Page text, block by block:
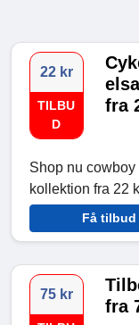
22 kr
TILBU
D
fra
Shop nu cowboy
kollektion fra 22
Få tilbud
75 kr
fra